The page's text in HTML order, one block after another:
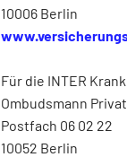
10006 Berlin
Für die INTER
Ombudsmann
Postfach 06 02 22
10052 Berlin